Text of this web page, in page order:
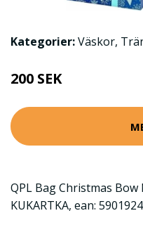
Kategorier:Väskor,
200 SEK
QPL Bag Christmas Bow
KUKARTKA, ean: